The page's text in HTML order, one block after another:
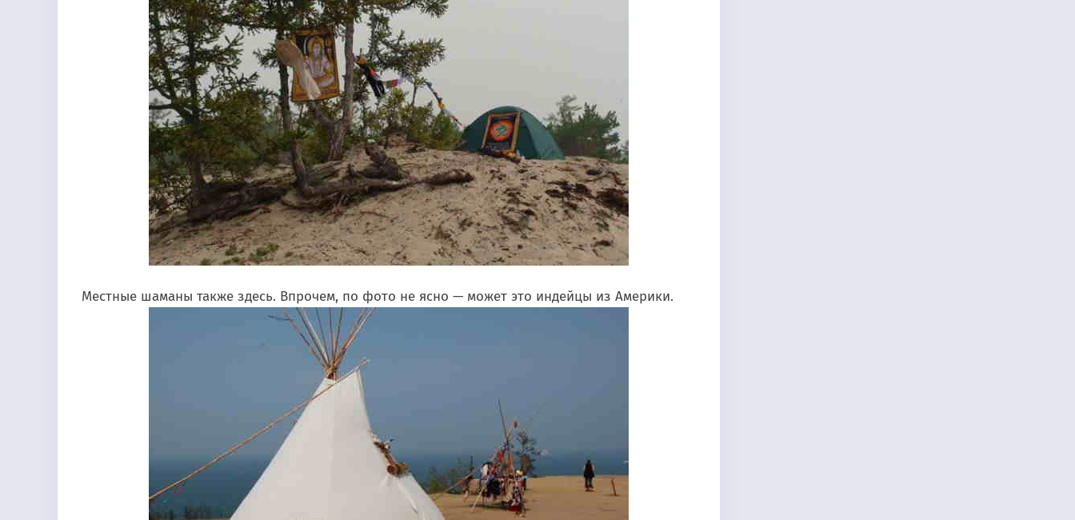
Местные шаманы также здесь. Впрочем, по фото не ясно — может это индейцы из Америки.